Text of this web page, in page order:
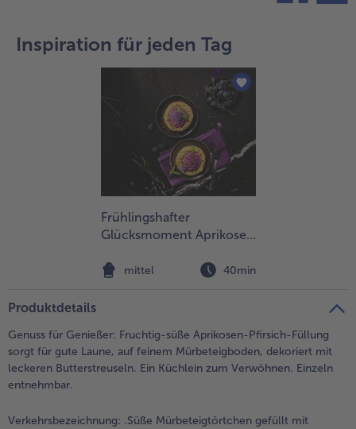
Inspiration für jeden Tag
Frühlingshafter
Glücksmoment Aprikose-
mittel 40min
Produktdetails
Genuss für Genießer: Fruchtig-süße Aprikosen-Pfirsich-Füllung
sorgt für gute Laune, auf feinem Mürbeteigboden, dekoriert mit
leckeren Butterstreuseln. Ein Küchlein zum Verwöhnen. Einzeln
entnehmbar.
Verkehrsbezeichnung: .Süße Mürbeteigtörtchen gefüllt mit